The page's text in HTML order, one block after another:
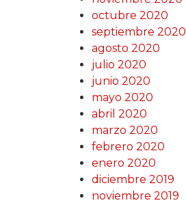
octubre 2020
septiembre 2020
agosto 2020
julio 2020
junio 2020
mayo 2020
abril 2020
marzo 2020
febrero 2020
enero 2020
diciembre 2019
noviembre 2019